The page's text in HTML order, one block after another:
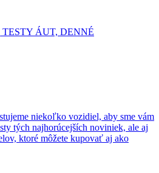
ÁUT, DENNÉ
niekoľko vozidiel, aby sme vám
tých najhorúcejších noviniek, ale aj
ktoré môžete kupovať aj ako